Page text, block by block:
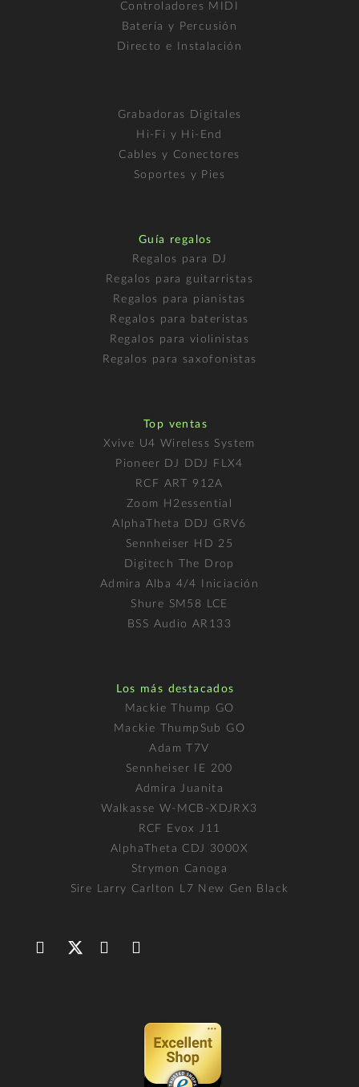
Controladores MIDI
Batería y Percusión
Directo e Instalación
Grabadoras Digitales
Hi-Fi y Hi-End
Cables y Conectores
Soportes y Pies
Guía regalos
Regalos para DJ
Regalos para guitarristas
Regalos para pianistas
Regalos para bateristas
Regalos para violinistas
Regalos para saxofonistas
Top ventas
Xvive U4 Wireless System
Pioneer DJ DDJ FLX4
RCF ART 912A
Zoom H2essential
AlphaTheta DDJ GRV6
Sennheiser HD 25
Digitech The Drop
Admira Alba 4/4 Iniciación
Shure SM58 LCE
BSS Audio AR133
Los más destacados
Mackie Thump GO
Mackie ThumpSub GO
Adam T7V
Sennheiser IE 200
Admira Juanita
Walkasse W-MCB-XDJRX3
RCF Evox J11
AlphaTheta CDJ 3000X
Strymon Canoga
Sire Larry Carlton L7 New Gen Black